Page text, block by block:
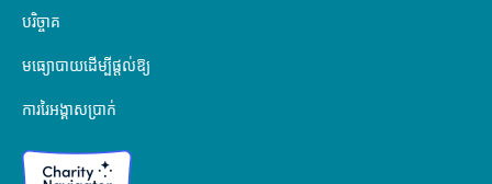
បរិច្ចាគ
មធ្យោបាយដើម្បីផ្តល់ឱ្យ
ការរៃអង្គាសប្រាក់